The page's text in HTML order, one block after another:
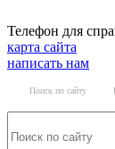
Телефон для
карта сайта
написать нам
Поиск по сайту